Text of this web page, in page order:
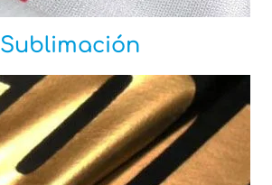
Sublimación